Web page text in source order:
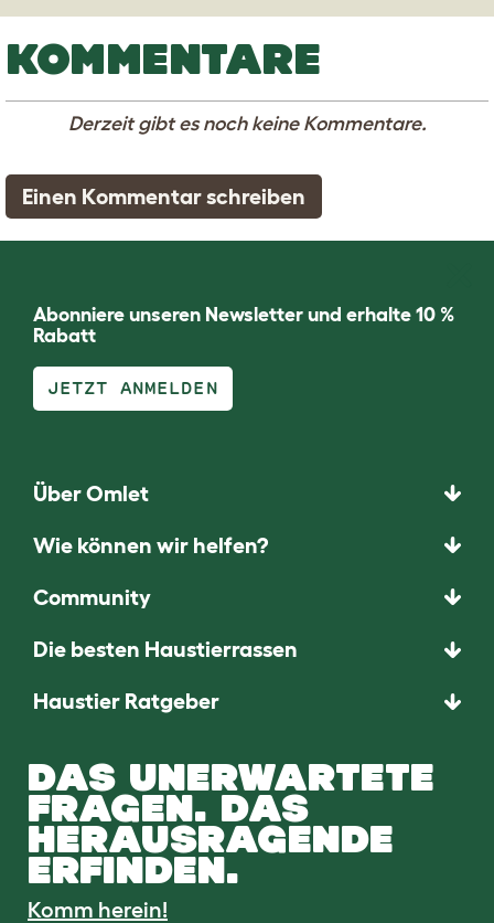
KOMMENTARE
Derzeit gibt es noch keine Kommentare.
Einen Kommentar schreiben
Abonniere unseren Newsletter und erhalte 10 %
Rabatt
JETZT ANMELDEN
Über Omlet
Wie können wir helfen?
Community
Die besten Haustierrassen
Haustier Ratgeber
DAS UNERWARTETE
FRAGEN. DAS
HERAUSRAGENDE
ERFINDEN.
Komm herein!